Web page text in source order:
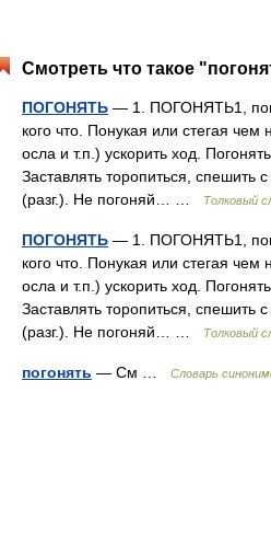
Смотреть что такое
ПОГОНЯТЬ — 1. ПОГОНЯТЬ1,
кого что. Понукая или стегая чем
осла и т.п.) ускорить ход.
Заставлять торопиться, спешить
(разг.). Не погоняй… …
Толковый
ПОГОНЯТЬ — 1. ПОГОНЯТЬ1,
кого что. Понукая или стегая чем
осла и т.п.) ускорить ход.
Заставлять торопиться, спешить
(разг.). Не погоняй… …
Толковый
погонять — См … Словарь